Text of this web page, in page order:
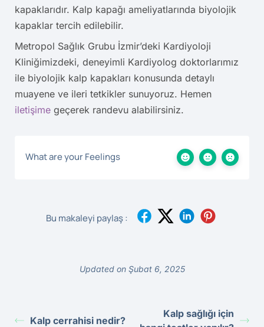
kapaklarıdır. Kalp kapağı ameliyatlarında biyolojik
kapaklar tercih edilebilir.
Metropol Sağlık Grubu İzmir’deki Kardiyoloji
Kliniğimizdeki, deneyimli Kardiyolog doktorlarımız
ile biyolojik kalp kapakları konusunda detaylı
muayene ve ileri tetkikler sunuyoruz. Hemen
iletişime geçerek randevu alabilirsiniz.
What are your Feelings
Bu makaleyi paylaş :
Updated on Şubat 6, 2025
Kalp cerrahisi nedir?
Kalp sağlığı için